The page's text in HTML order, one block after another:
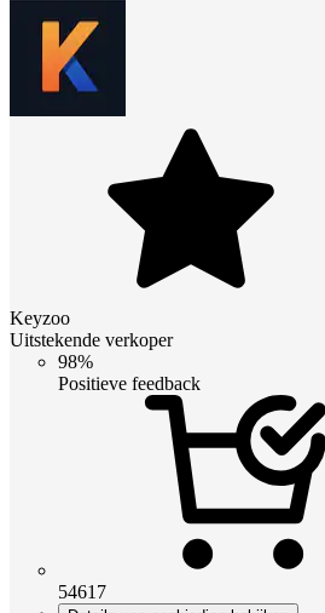
Keyzoo
Uitstekende verkoper
98%
Positieve feedback
54617